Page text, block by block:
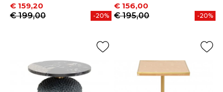
Prijs
€ 159,20
Normale prijs
€ 199,00
-20%
Prijs
€ 156,00
Normale prijs
€ 195,00
-20%